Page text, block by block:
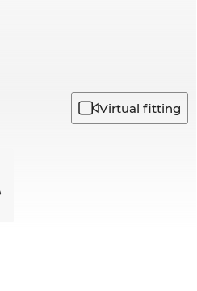
Virtual fitting